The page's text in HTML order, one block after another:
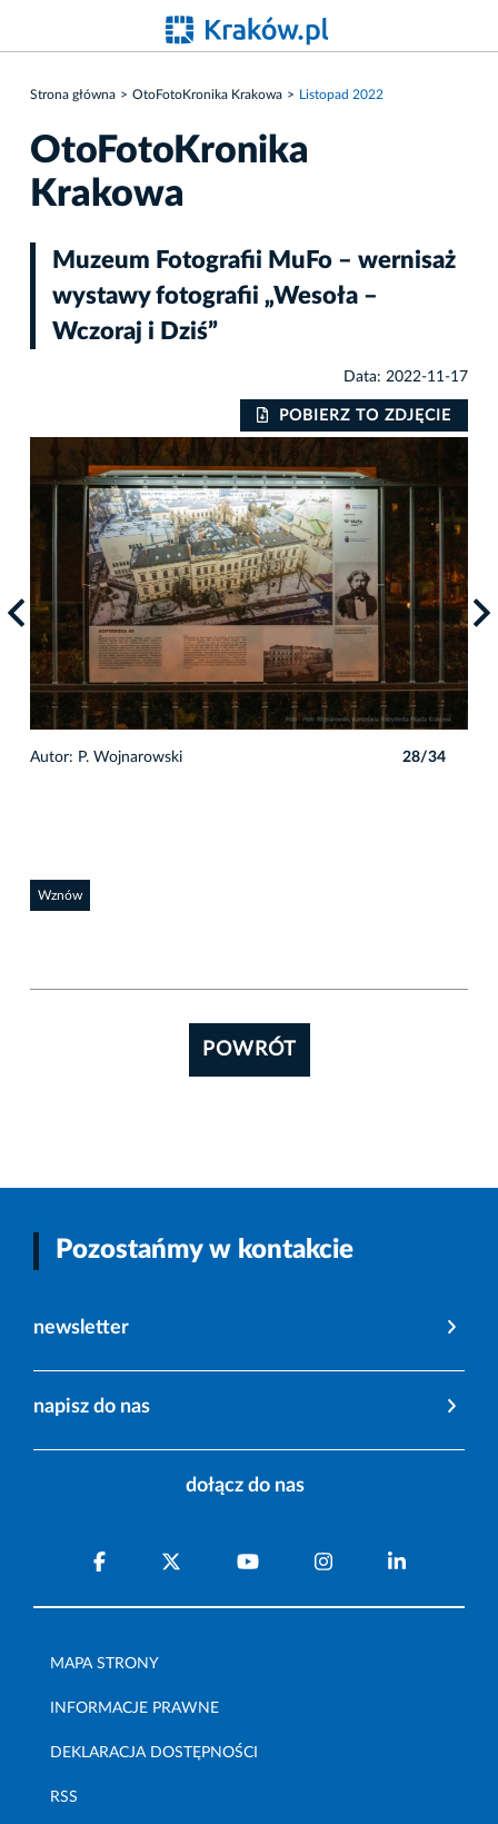
Strona główna OtoFotoKronika Krakowa Listopad 2022
OtoFotoKronika
Krakowa
Muzeum Fotografii MuFo – wernisaż
wystawy fotografii „Wesoła –
Wczoraj i Dziś”
Data: 2022-11-17
POBIERZ TO ZDJĘCIE
Autor: P. Wojnarowski 28/34
Wznów
POWRÓT
Pozostańmy w kontakcie
newsletter
napisz do nas
dołącz do nas
MAPA STRONY
INFORMACJE PRAWNE
DEKLARACJA DOSTĘPNOŚCI
RSS